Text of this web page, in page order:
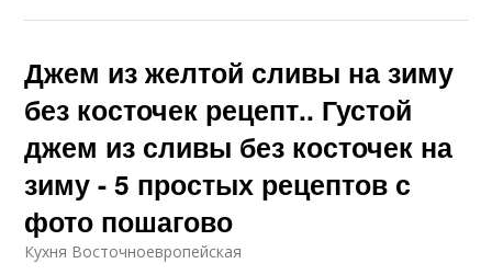
Джем из желтой сливы на зиму
без косточек рецепт.. Густой
джем из сливы без косточек на
зиму - 5 простых рецептов с
фото пошагово
Кухня Восточноевропейская